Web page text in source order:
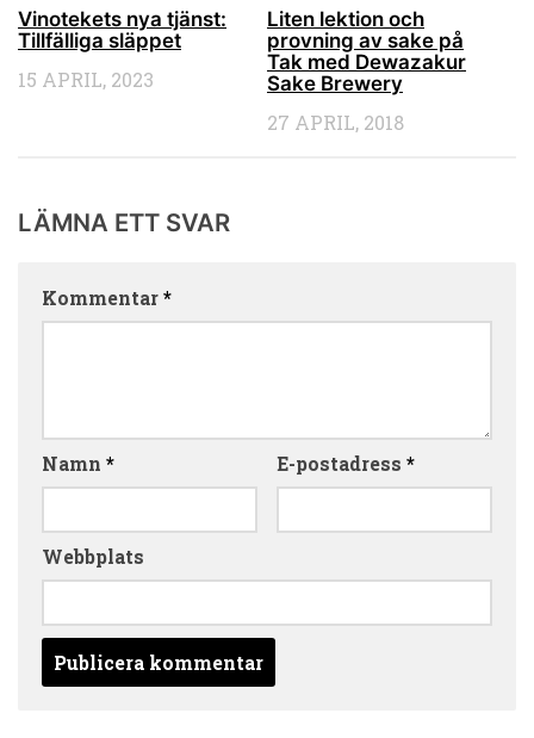
Vinotekets nya tjänst:
Tillfälliga släppet
15 APRIL, 2023
Liten lektion och
provning av sake på
Tak med Dewazakur
Sake Brewery
27 APRIL, 2018
LÄMNA ETT SVAR
Kommentar*
Namn * E-postadress *
Webbplats